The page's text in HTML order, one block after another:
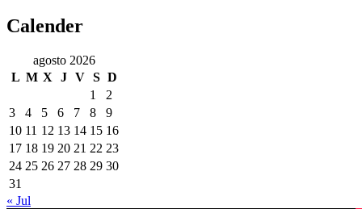
Calender
agosto 2026
L M X J V S D
1
2
3
4 5 6 7 8
9
10 11 12 13 14 15 16
17 18 19 20 21 22 23
24 25 26 27 28 29 30
31
« Jul